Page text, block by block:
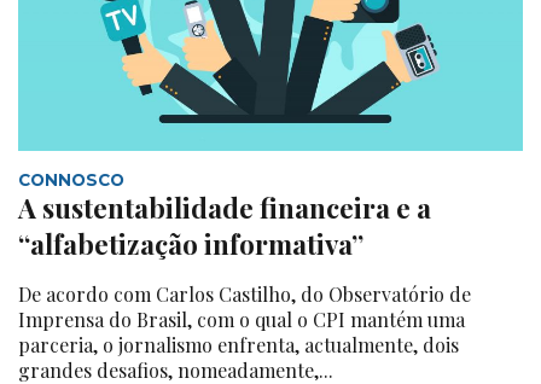
CONNOSCO
A sustentabilidade financeira e a
“alfabetização informativa”
De acordo com Carlos Castilho, do Observatório de
Imprensa do Brasil, com o qual o CPI mantém uma
parceria, o jornalismo enfrenta, actualmente, dois
grandes desafios, nomeadamente,...